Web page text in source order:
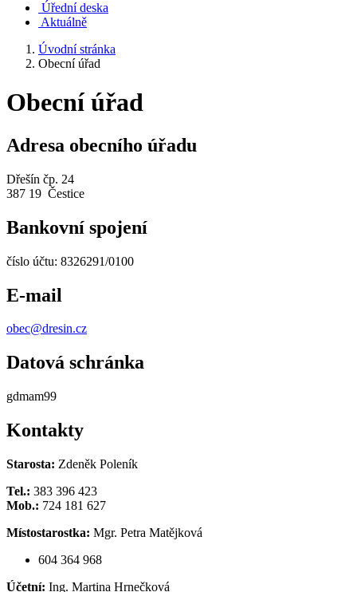
Úřední deska
Aktuálně
Úvodní stránka
Obecní úřad
Obecní úřad
Adresa obecního úřadu
Dřešín čp. 24
387 19 Čestice
Bankovní spojení
číslo účtu: 8326291/0100
E-mail
obec@dresin.cz
Datová schránka
gdmam99
Kontakty
Starosta: Zdeněk Poleník
Tel.: 383 396 423
Mob.: 724 181 627
Místostarostka: Mgr. Petra Matějková
604 364 968
Účetní: Ing. Martina Hrnečková